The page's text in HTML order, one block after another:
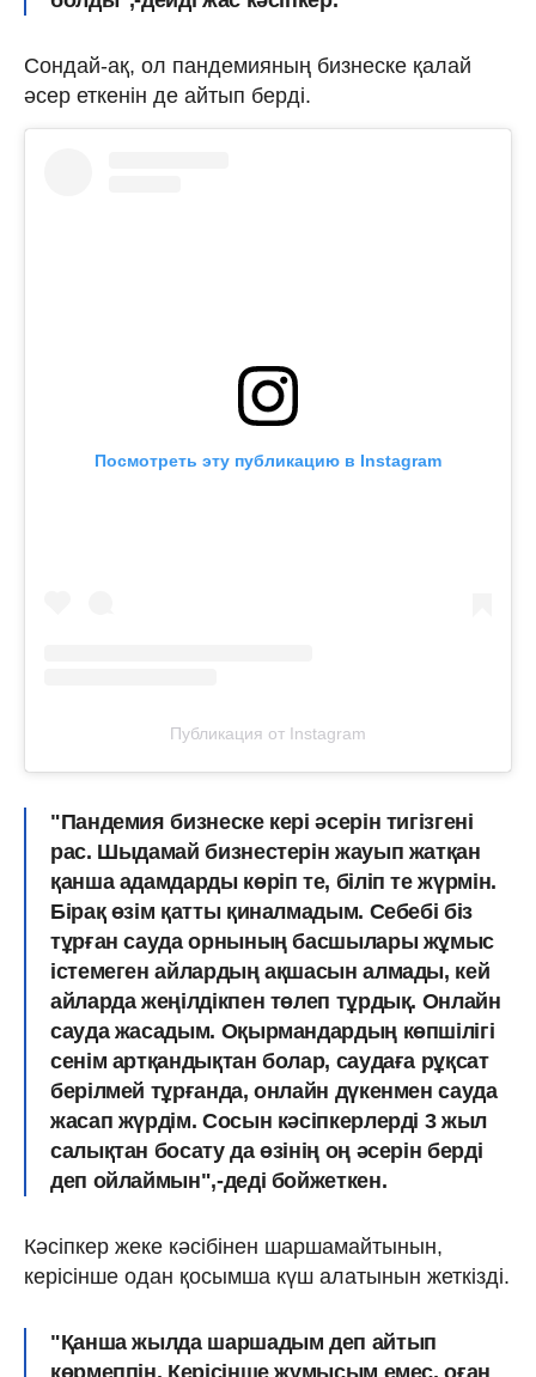
Сондай-ақ, ол пандемияның бизнеске қалай
әсер еткенін де айтып берді.
Посмотреть эту публикацию в Instagram
Публикация от Instagram
"Пандемия бизнеске кері әсерін тигізгені
рас. Шыдамай бизнестерін жауып жатқан
қанша адамдарды көріп те, біліп те жүрмін.
Бірақ өзім қатты қиналмадым. Себебі біз
тұрған сауда орнының басшылары жұмыс
істемеген айлардың ақшасын алмады, кей
айларда жеңілдікпен төлеп тұрдық. Онлайн
сауда жасадым. Оқырмандардың көпшілігі
сенім артқандықтан болар, саудаға рұқсат
берілмей тұрғанда, онлайн дүкенмен сауда
жасап жүрдім. Сосын кәсіпкерлерді 3 жыл
салықтан босату да өзінің оң әсерін берді
деп ойлаймын",-деді бойжеткен.
Кәсіпкер жеке кәсібінен шаршамайтынын,
керісінше одан қосымша күш алатынын жеткізді.
"Қанша жылда шаршадым деп айтып
көрмеппін. Керісінше жұмысым емес, оған